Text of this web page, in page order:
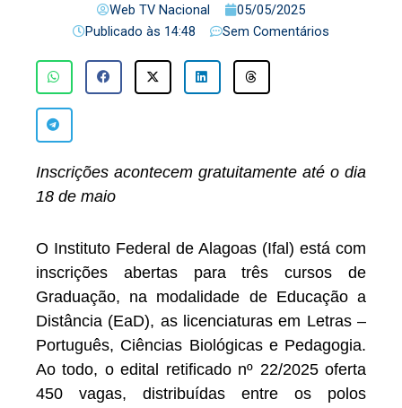
Web TV Nacional
05/05/2025
Publicado às 14:48 Sem Comentários
Inscrições acontecem gratuitamente até o dia
18 de maio
O Instituto Federal de Alagoas (Ifal) está com
inscrições abertas para três cursos de
Graduação, na modalidade de Educação a
Distância (EaD), as licenciaturas em Letras –
Português, Ciências Biológicas e Pedagogia.
Ao todo, o edital retificado nº 22/2025 oferta
450 vagas, distribuídas entre os polos